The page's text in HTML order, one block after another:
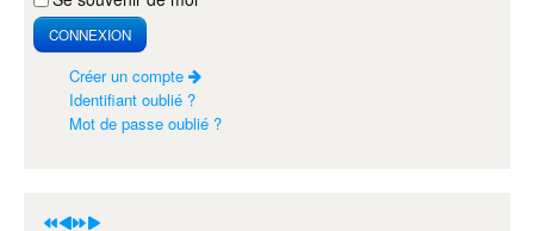
CONNEXION
Créer un compte
Identifiant oublié ?
Mot de passe oublié ?